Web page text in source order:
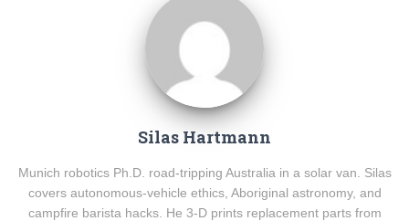
Silas Hartmann
Munich robotics Ph.D. road-tripping Australia in a solar van. Silas
covers autonomous-vehicle ethics, Aboriginal astronomy, and
campfire barista hacks. He 3-D prints replacement parts from